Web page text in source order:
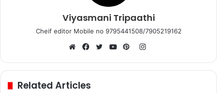
Viyasmani Tripaathi
Cheif editor Mobile no 9795441508/7905219162
Instagram
Related Articles